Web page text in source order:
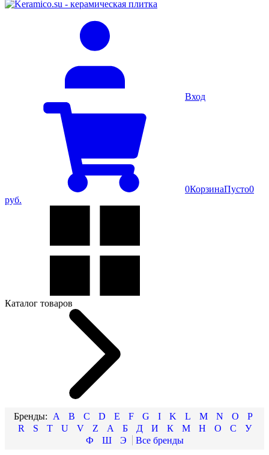
Вход
0КорзинаПусто0
руб.
Каталог товаров
A B C D E F G I K L M N O
P
R
S T U V Z А Б Д И К М Н О С
У
Ф
Ш
Э